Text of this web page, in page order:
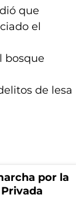
que
el
bosque
de lesa
por la